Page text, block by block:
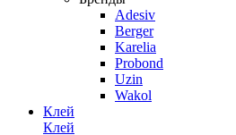
Adesiv
Berger
Karelia
Probond
Uzin
Wakol
Клей
Клей